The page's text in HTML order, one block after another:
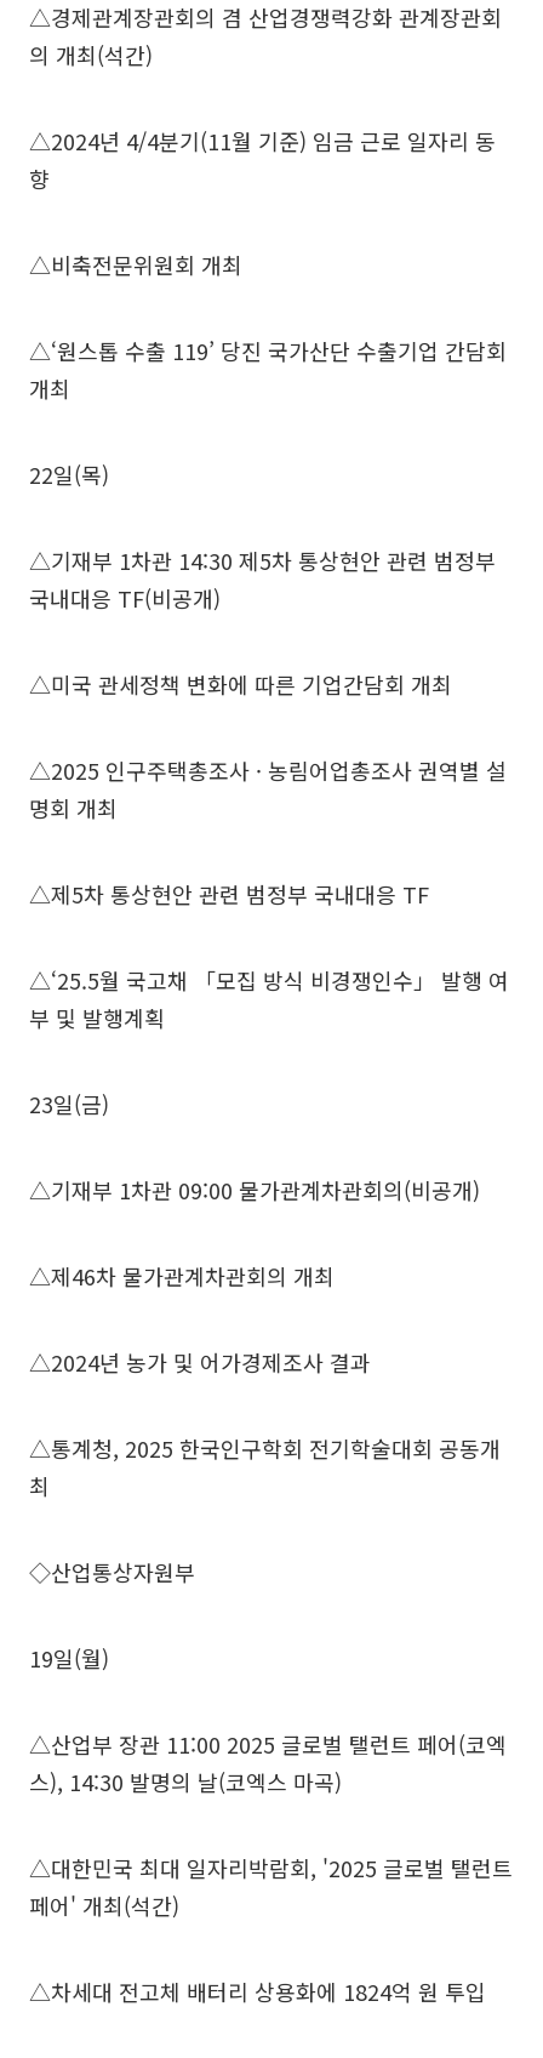
△경제관계장관회의 겸 산업경쟁력강화 관계장관회
의 개최(석간)
△2024년 4/4분기(11월 기준) 임금 근로 일자리 동
향
△비축전문위원회 개최
△‘원스톱 수출 119’ 당진 국가산단 수출기업 간담회
개최
22일(목)
△기재부 1차관 14:30 제5차 통상현안 관련 범정부
국내대응 TF(비공개)
△미국 관세정책 변화에 따른 기업간담회 개최
△2025 인구주택총조사 · 농림어업총조사 권역별 설
명회 개최
△제5차 통상현안 관련 범정부 국내대응 TF
△‘25.5월 국고채 「모집 방식 비경쟁인수」 발행 여
부 및 발행계획
23일(금)
△기재부 1차관 09:00 물가관계차관회의(비공개)
△제46차 물가관계차관회의 개최
△2024년 농가 및 어가경제조사 결과
△통계청, 2025 한국인구학회 전기학술대회 공동개
최
◇산업통상자원부
19일(월)
△산업부 장관 11:00 2025 글로벌 탤런트 페어(코엑
스), 14:30 발명의 날(코엑스 마곡)
△대한민국 최대 일자리박람회, '2025 글로벌 탤런트
페어' 개최(석간)
△차세대 전고체 배터리 상용화에 1824억 원 투입